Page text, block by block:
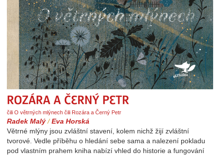
čili O větrných mlýnech čili Rozára a Černý Petr
Radek Malý /Eva Horská
Větrné mlýny jsou zvláštní stavení, kolem nichž žijí zvláštní
tvorové. Vedle příběhu o hledání sebe sama a nalezení pokladu
pod vlastním prahem kniha nabízí vhled do historie a fungování